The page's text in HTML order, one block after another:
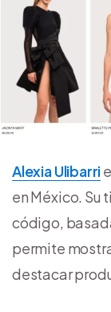
Alexia Ulibarri
en México. Su
código,
permite
destacar